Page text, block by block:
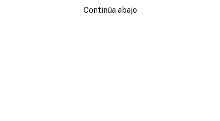
Continúa abajo